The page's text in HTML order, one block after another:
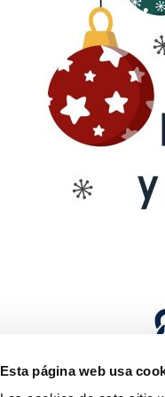
Esta página web usa